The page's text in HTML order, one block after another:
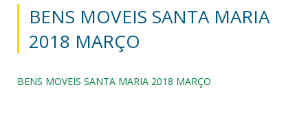
BENS MOVEIS SANTA MARIA
2018 MARÇO
BENS MOVEIS SANTA MARIA 2018 MARÇO